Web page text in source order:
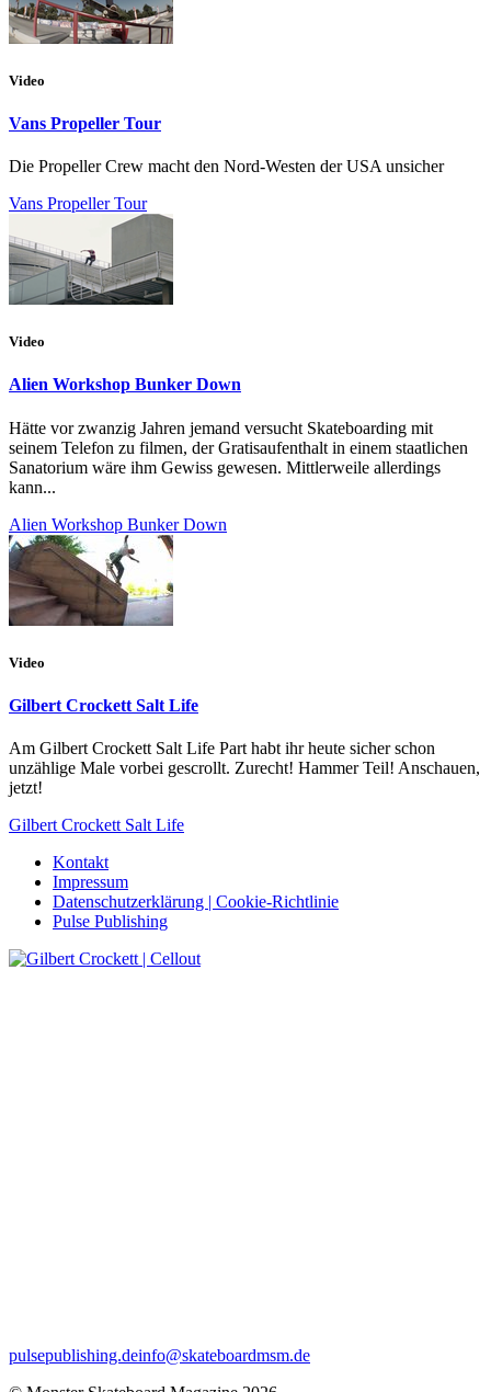
Video
Vans Propeller Tour
Die Propeller Crew macht den Nord-Westen der USA unsicher
Vans Propeller Tour
Video
Alien Workshop Bunker Down
Hätte vor zwanzig Jahren jemand versucht Skateboarding mit
seinem Telefon zu filmen, der Gratisaufenthalt in einem staatlichen
Sanatorium wäre ihm Gewiss gewesen. Mittlerweile allerdings
kann...
Alien Workshop Bunker Down
Video
Gilbert Crockett Salt Life
Am Gilbert Crockett Salt Life Part habt ihr heute sicher schon
unzählige Male vorbei gescrollt. Zurecht! Hammer Teil! Anschauen,
jetzt!
Gilbert Crockett Salt Life
Kontakt
Impressum
Datenschutzerklärung | Cookie-Richtlinie
Pulse Publishing
pulsepublishing.deinfo@skateboardmsm.de